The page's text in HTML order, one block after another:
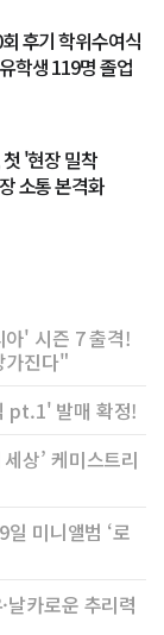
후기 학위수여식
학생 119명 졸업
'현장 밀착
소통 본격화
' 시즌 7 출격!
가진다"
pt.1' 발매 확정!
상’ 케미스트리
미니앨범 ‘로
카로운 추리력